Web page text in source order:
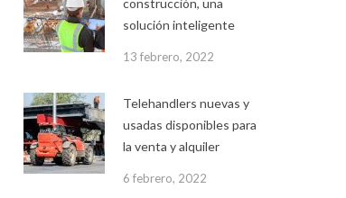
construcción, una
solución inteligente
13 febrero, 2022
Telehandlers nuevas y
usadas disponibles para
la venta y alquiler
6 febrero, 2022